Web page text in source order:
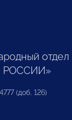
отдел
РОССИИ»
(доб. 126)